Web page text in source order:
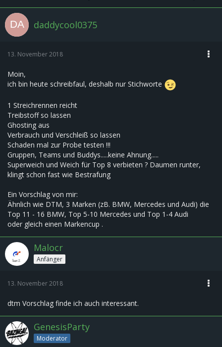
daddycool0375
13. November 2018
Moin,
ich bin heute schreibfaul, deshalb nur Stichworte
1 Streichrennen reicht
Treibstoff so lassen
Ghosting aus
Verbrauch und Verschleiß so lassen
Schaden mal zur Probe testen !!!
Gruppen, Teams und Buddys.....keine Ahnung.....
Superweich und Weich für Top 8 verbieten ? Daumen runter,
klingt schon fast wie Bestrafung
Ein Vorschlag von mir:
Ähnlich wie DTM, 3 Marken (zB. BMW, Mercedes und Audi) die
Top 11 - 16 BMW, Top 5-10 Mercedes und Top 1-4 Audi
oder gleich einen Markencup .
Malocr
Anfänger
13. November 2018
dtm Vorschlag finde ich auch interessant.
GenesisParty
Moderator